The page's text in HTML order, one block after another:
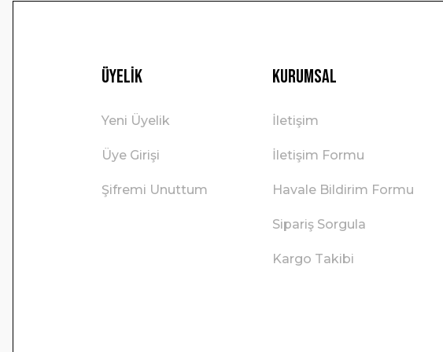
Üyelik
Yeni Üyelik
Üye Girişi
Şifremi Unuttum
Kurumsal
İletişim
İletişim Formu
Havale Bildirim Formu
Sipariş Sorgula
Kargo Takibi